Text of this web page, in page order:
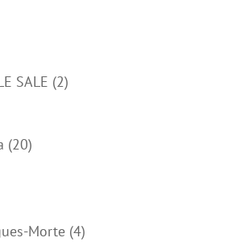
SALE 22
2020
Morte 44